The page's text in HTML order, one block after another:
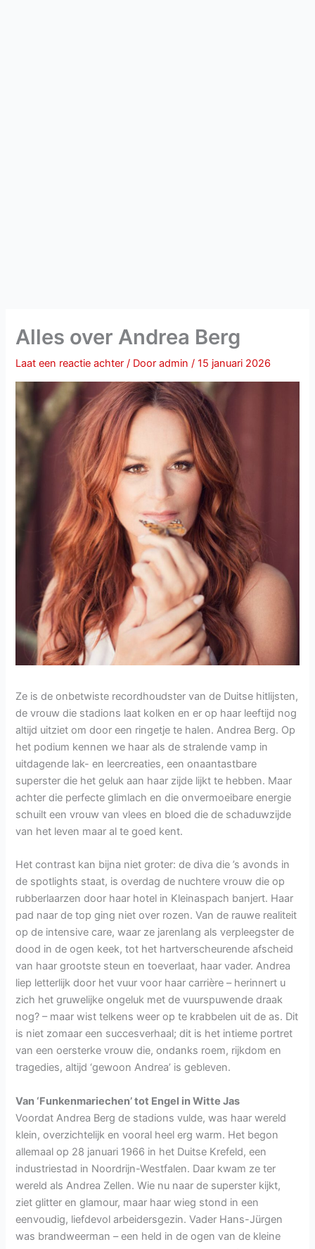
Alles over Andrea Berg
Laat een reactie achter / Dooradmin/15 januari 2026
Ze is de onbetwiste recordhoudster van de Duitse hitlijsten,
de vrouw die stadions laat kolken en er op haar leeftijd nog
altijd uitziet om door een ringetje te halen. Andrea Berg. Op
het podium kennen we haar als de stralende vamp in
uitdagende lak- en leercreaties, een onaantastbare
superster die het geluk aan haar zijde lijkt te hebben. Maar
achter die perfecte glimlach en die onvermoeibare energie
schuilt een vrouw van vlees en bloed die de schaduwzijde
van het leven maar al te goed kent.
Het contrast kan bijna niet groter: de diva die ’s avonds in
de spotlights staat, is overdag de nuchtere vrouw die op
rubberlaarzen door haar hotel in Kleinaspach banjert. Haar
pad naar de top ging niet over rozen. Van de rauwe realiteit
op de intensive care, waar ze jarenlang als verpleegster de
dood in de ogen keek, tot het hartverscheurende afscheid
van haar grootste steun en toeverlaat, haar vader. Andrea
liep letterlijk door het vuur voor haar carrière – herinnert u
zich het gruwelijke ongeluk met de vuurspuwende draak
nog? – maar wist telkens weer op te krabbelen uit de as. Dit
is niet zomaar een succesverhaal; dit is het intieme portret
van een oersterke vrouw die, ondanks roem, rijkdom en
tragedies, altijd ‘gewoon Andrea’ is gebleven.
Van ‘Funkenmariechen’ tot Engel in Witte Jas
Voordat Andrea Berg de stadions vulde, was haar wereld
klein, overzichtelijk en vooral heel erg warm. Het begon
allemaal op 28 januari 1966 in het Duitse Krefeld, een
industriestad in Noordrijn-Westfalen. Daar kwam ze ter
wereld als Andrea Zellen. Wie nu naar de superster kijkt,
ziet glitter en glamour, maar haar wieg stond in een
eenvoudig, liefdevol arbeidersgezin. Vader Hans-Jürgen
was brandweerman – een held in de ogen van de kleine